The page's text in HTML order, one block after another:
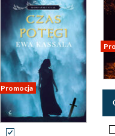
Promocja